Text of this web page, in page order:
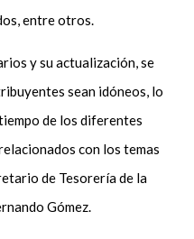
entre otros.
y su actualización, se
sean idóneos, lo
de los diferentes
con los temas
de Tesorería de la
Gómez.